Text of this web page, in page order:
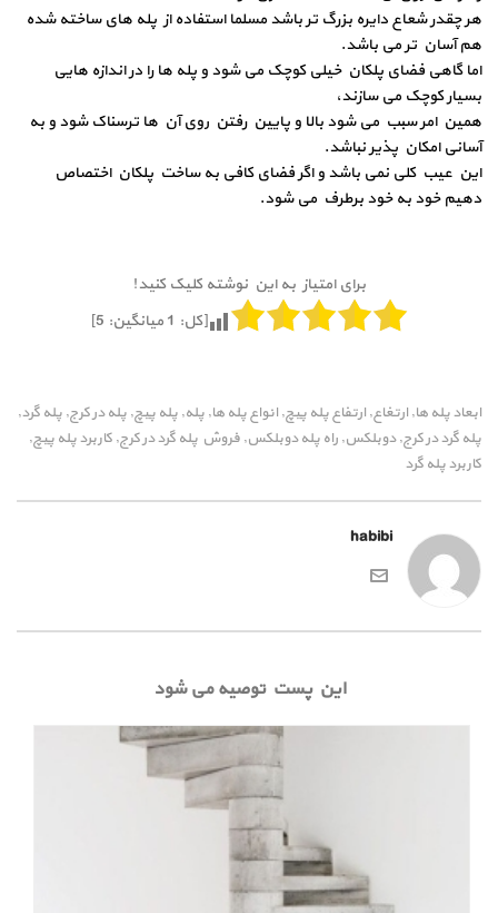
هر چقدر شعاع دایره بزرگ تر باشد مسلما استفاده از پله های ساخته شده
هم آسان تر می باشد.
اما گاهی فضای پلکان خیلی کوچک می شود و پله ها را در اندازه هایی
بسیار کوچک می سازند،
همین امر سبب می شود بالا و پایین رفتن روی آن ها ترسناک شود و به
آسانی امکان پذیر نباشد.
این عیب کلی نمی باشد و اگر فضای کافی به ساخت پلکان اختصاص
دهیم خود به خود برطرف می شود.
برای امتیاز به این نوشته کلیک کنید!
[کل: 1میانگین: 5
]
ابعاد پله ها, ارتغاع, ارتفاع پله پیچ, انواع پله ها, پله, پله پیچ, پله در کرج, پله گرد,
پله گرد در کرج,دوبلکس, راه پله دوبلکس, فروش پله گرد در کرج, کاربرد پله پیچ,
کاربرد پله گرد
habibi
این پست توصیه می شود